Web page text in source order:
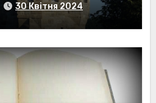
30 Квітня 2024